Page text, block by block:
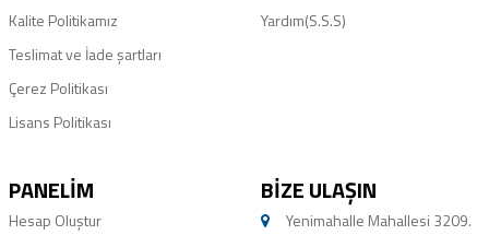
Kalite Politikamız
Teslimat ve İade şartları
Çerez Politikası
Lisans Politikası
Yardım(S.S.S)
PANELIM
Hesap Oluştur
BIZE ULAŞIN
Yenimahalle Mahallesi 3209.